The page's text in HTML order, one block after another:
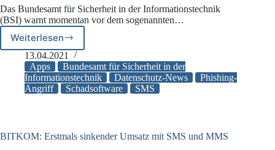
Das Bundesamt für Sicherheit in der Informationstechnik
(BSI) warnt momentan vor dem sogenannten…
WeiterlesenBundesamt
für
Sicherheit
in
der
SMS-
13.04.2021
Apps
Bundesamt für Sicherheit in der
Informationstechnik
Datenschutz-News
Phishing-
Angriff
Schadsoftware SMS
BITKOM: Erstmals sinkender Umsatz mit SMS und MMS